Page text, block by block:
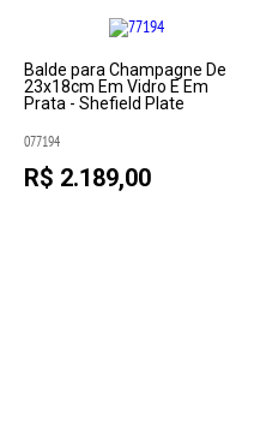
Balde para Champagne De
23x18cm Em Vidro E Em
Prata - Shefield Plate
077194
R$ 2.189,00